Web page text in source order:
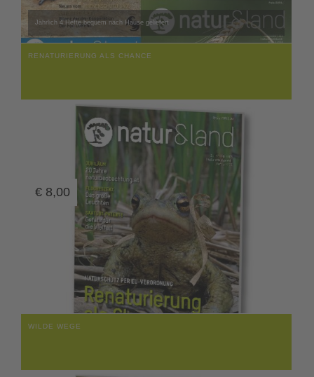
Jährlich 4 Hefte bequem nach Hause geliefert
RENATURIERUNG ALS CHANCE
€ 8,00
WILDE WEGE